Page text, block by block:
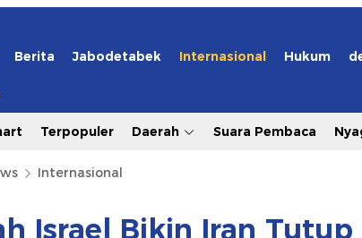
Berita Jabodetabek Internasional Hukum
Terpopuler Daerah Suara Pembaca
Internasional
Israel Bikin Iran